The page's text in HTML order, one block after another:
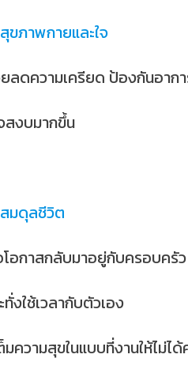
ขภาพกายและใจ
ลดความเครียด ป้องกันอาก
สงบมากขึ้น
มดุลชีวิต
อกาสกลับมาอยู่กับครอบครั
งใช้เวลากับตัวเอง
ความสุขในแบบที่งานให้ไม่ได้